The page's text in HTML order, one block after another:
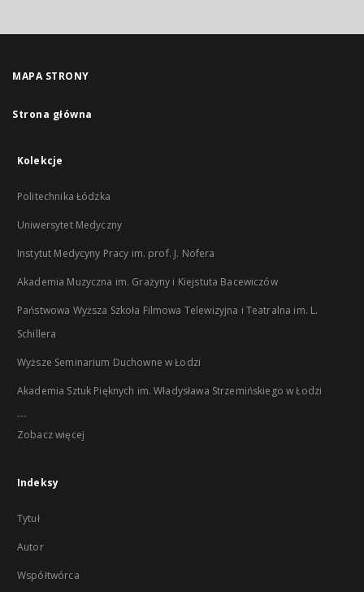
MAPA STRONY
Strona główna
Kolekcje
Politechnika Łódzka
Uniwersytet Medyczny
Instytut Medycyny Pracy im. prof. J. Nofera
Akademia Muzyczna im. Grażyny i Kiejstuta Bacewiczów
Państwowa Wyższa Szkoła Filmowa Telewizyjna i Teatralna im. L.
Schillera
Wyższe Seminarium Duchowne w Łodzi
Akademia Sztuk Pięknych im. Władysława Strzemińskiego w Łodzi
...
Zobacz więcej
Indeksy
Tytuł
Autor
Współtwórca